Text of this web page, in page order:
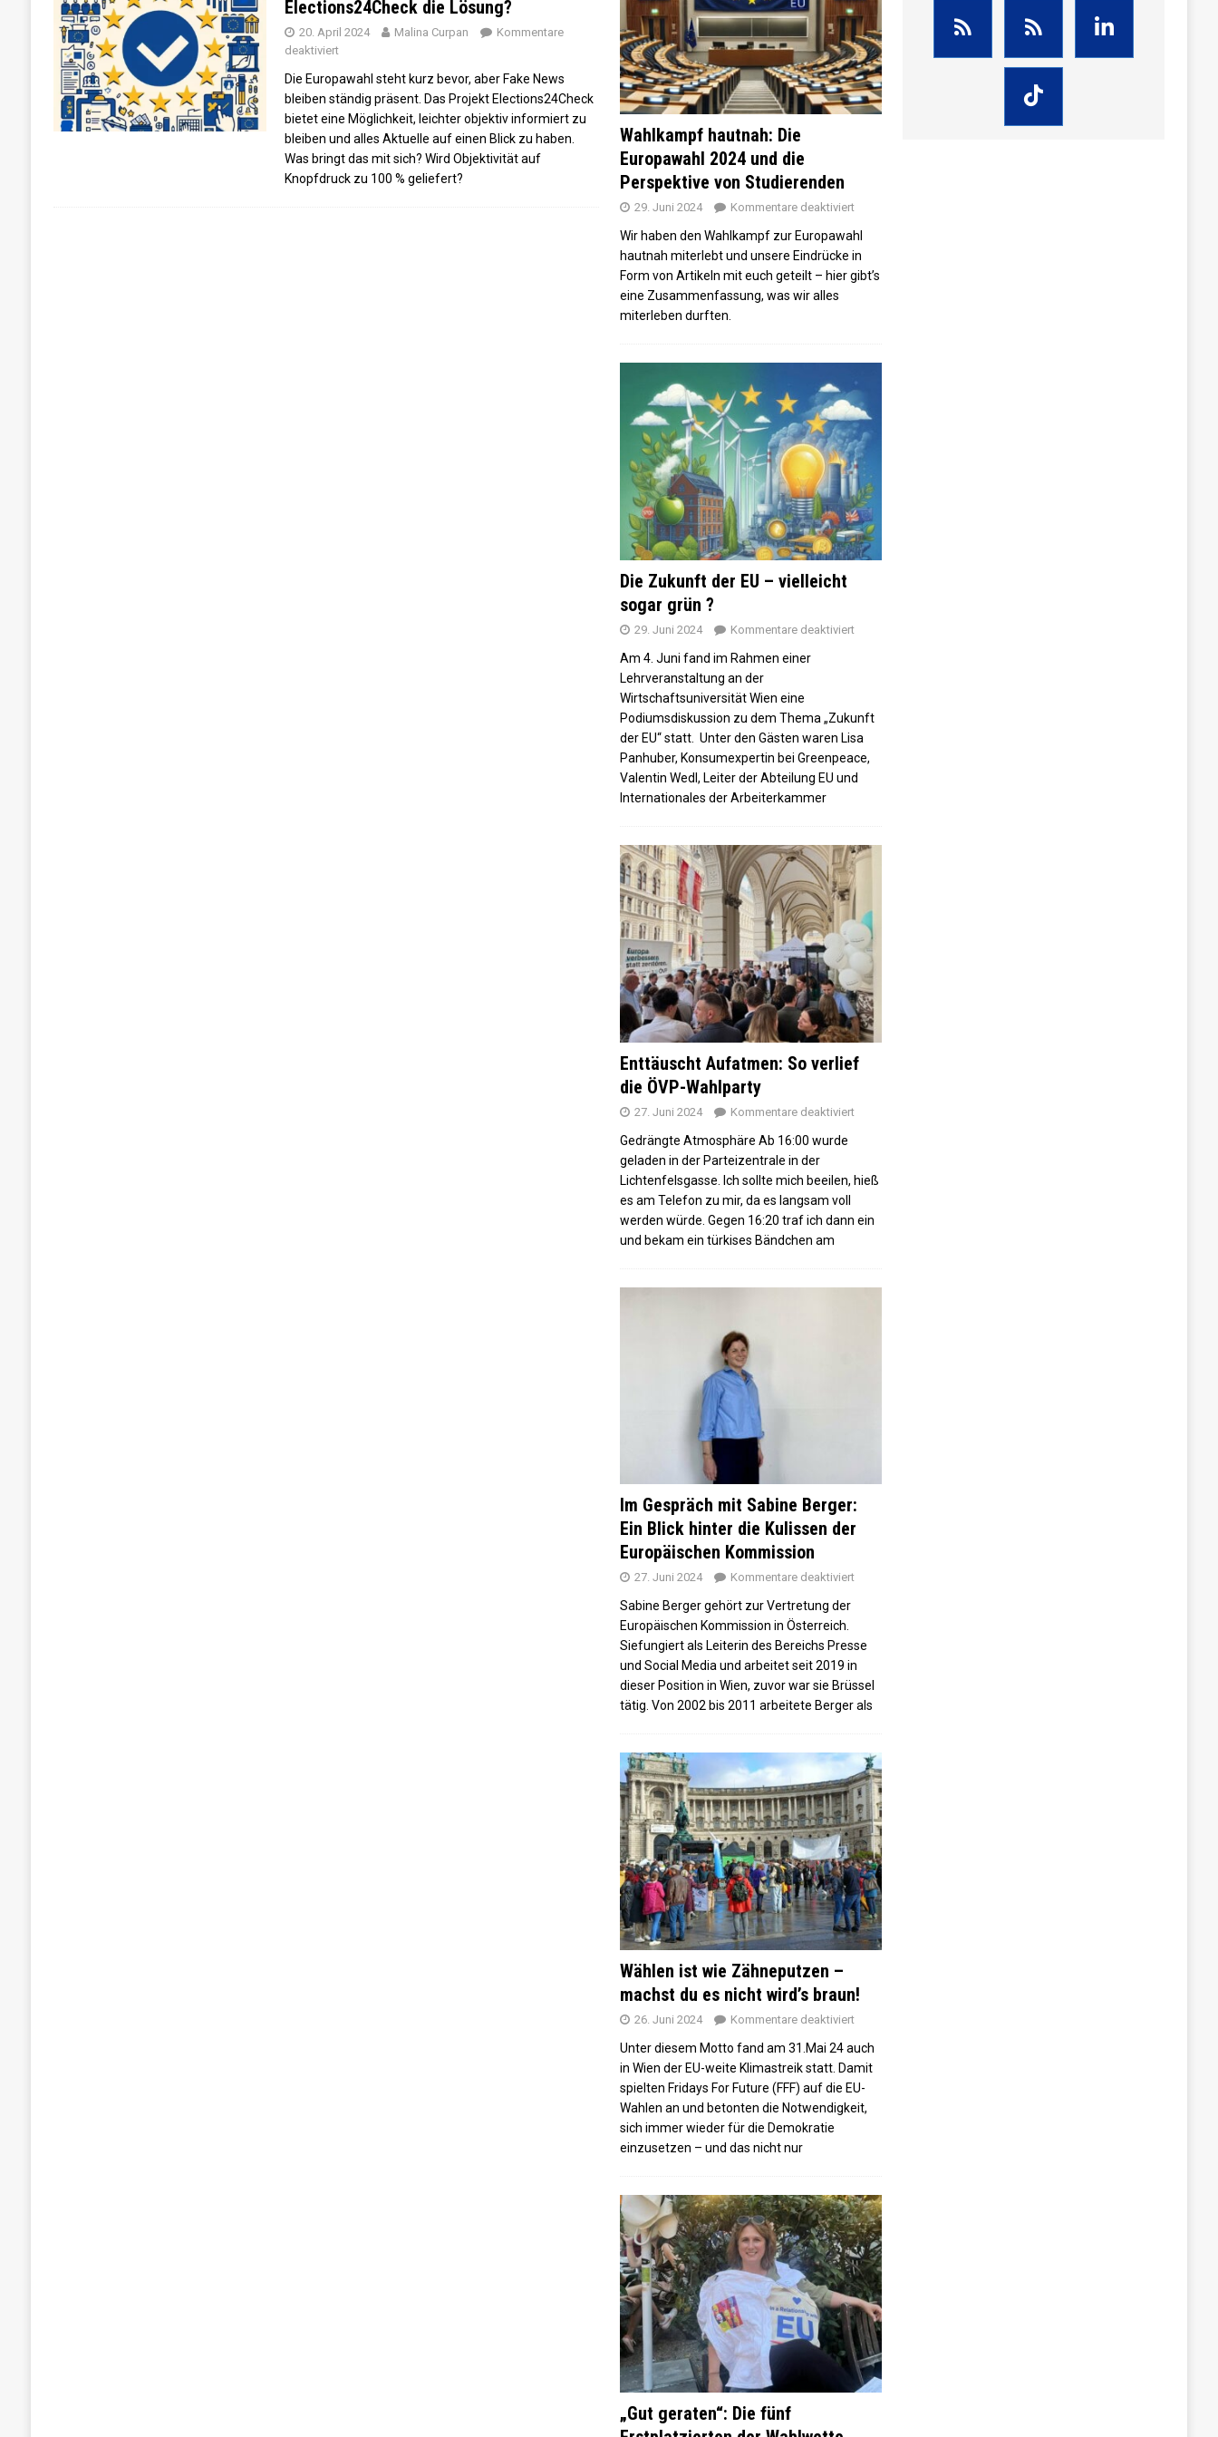
[ 14. Juni 2024 ] „Unfuckingfassbar“ – Die Wahlparty der Grünen
[ 12. Juni 2024 ] „So düster waren nicht mal die Umfragewerte“ – Wahlparty-Hopping in München
[ 11. Juni 2024 ] Was sagt Wien zu den Europawahl-Ergebnissen?
[ 29. Juni 2024 ] Wahlkampf hautnah: Die Europawahl 2024 und die Perspektive von Studierenden
Elections24Check die Lösung?
20. April 2024 Malina Curpan
Kommentare
deaktiviert
Die Europawahl steht kurz bevor, aber Fake News
bleiben ständig präsent. Das Projekt Elections24Check
bietet eine Möglichkeit, leichter objektiv informiert zu
bleiben und alles Aktuelle auf einen Blick zu haben.
Was bringt das mit sich? Wird Objektivität auf
Knopfdruck zu 100 % geliefert?
Wahlkampf hautnah: Die
Europawahl 2024 und die
Perspektive von Studierenden
29. Juni 2024 Kommentare deaktiviert
Wir haben den Wahlkampf zur Europawahl
hautnah miterlebt und unsere Eindrücke in
Form von Artikeln mit euch geteilt – hier gibt’s
eine Zusammenfassung, was wir alles
miterleben durften.
Die Zukunft der EU – vielleicht
sogar grün ?
29. Juni 2024 Kommentare deaktiviert
Am 4. Juni fand im Rahmen einer
Lehrveranstaltung an der
Wirtschaftsuniversität Wien eine
Podiumsdiskussion zu dem Thema „Zukunft
der EU“ statt. Unter den Gästen waren Lisa
Panhuber, Konsumexpertin bei Greenpeace,
Valentin Wedl, Leiter der Abteilung EU und
Internationales der Arbeiterkammer
Enttäuscht Aufatmen: So verlief
die ÖVP-Wahlparty
27. Juni 2024 Kommentare deaktiviert
Gedrängte Atmosphäre Ab 16:00 wurde
geladen in der Parteizentrale in der
Lichtenfelsgasse. Ich sollte mich beeilen, hieß
es am Telefon zu mir, da es langsam voll
werden würde. Gegen 16:20 traf ich dann ein
und bekam ein türkises Bändchen am
Im Gespräch mit Sabine Berger:
Ein Blick hinter die Kulissen der
Europäischen Kommission
27. Juni 2024 Kommentare deaktiviert
Sabine Berger gehört zur Vertretung der
Europäischen Kommission in Österreich.
Siefungiert als Leiterin des Bereichs Presse
und Social Media und arbeitet seit 2019 in
dieser Position in Wien, zuvor war sie Brüssel
tätig. Von 2002 bis 2011 arbeitete Berger als
Wählen ist wie Zähneputzen –
machst du es nicht wird’s braun!
26. Juni 2024 Kommentare deaktiviert
Unter diesem Motto fand am 31.Mai 24 auch
in Wien der EU-weite Klimastreik statt. Damit
spielten Fridays For Future (FFF) auf die EU-
Wahlen an und betonten die Notwendigkeit,
sich immer wieder für die Demokratie
einzusetzen – und das nicht nur
„Gut geraten“: Die fünf